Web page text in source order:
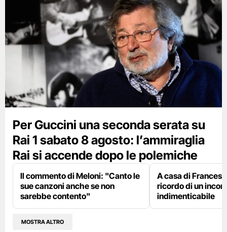
Per Guccini una seconda serata su
Rai 1 sabato 8 agosto: l’ammiraglia
Rai si accende dopo le polemiche
Il commento di Meloni: "Canto le
sue canzoni anche se non
sarebbe contento"
A casa di
ricordo di un
indimenticabile
MOSTRA ALTRO